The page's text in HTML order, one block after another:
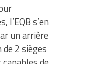
l’EQB s’en
un arrière
2 sièges